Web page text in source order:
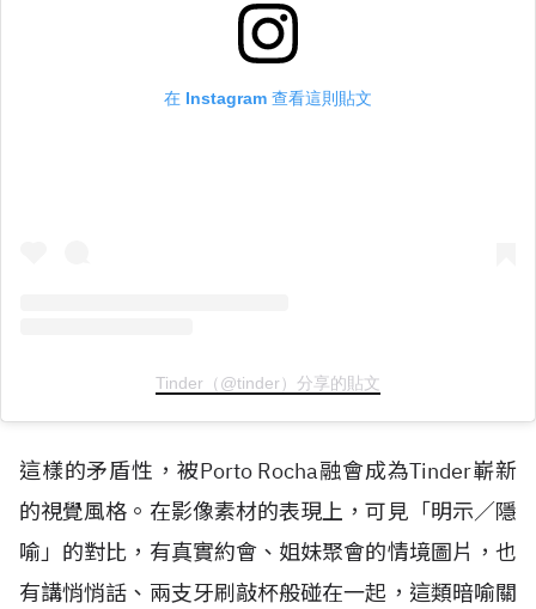
在 Instagram 查看這則貼文
Tinder（@tinder）分享的貼文
這樣的矛盾性，被Porto Rocha融會成為Tinder嶄新
的視覺風格。在影像素材的表現上，可見「明示／隱
喻」的對比，有真實約會、姐妹聚會的情境圖片，也
有講悄悄話、兩支牙刷敲杯般碰在一起，這類暗喻關